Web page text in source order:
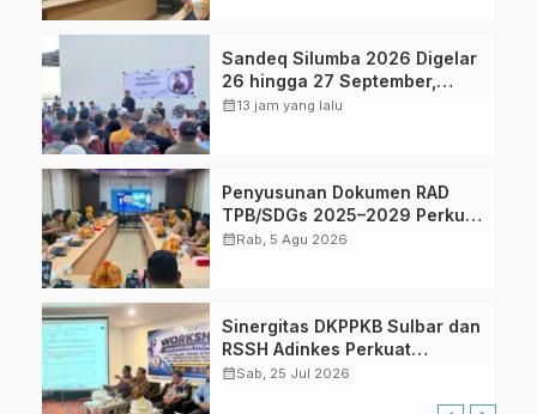
Sandeq Silumba 2026 Digelar
26 hingga 27 September,
Rangkaian HUT Sulbar
calendar_month13 jam yang lalu
Penyusunan Dokumen RAD
TPB/SDGs 2025–2029 Perkuat
Arah Pembangunan
calendar_monthRab, 5 Agu 2026
Sinergitas DKPPKB Sulbar dan
RSSH Adinkes Perkuat
Integrasi Program AIDS,
calendar_monthSab, 25 Jul 2026